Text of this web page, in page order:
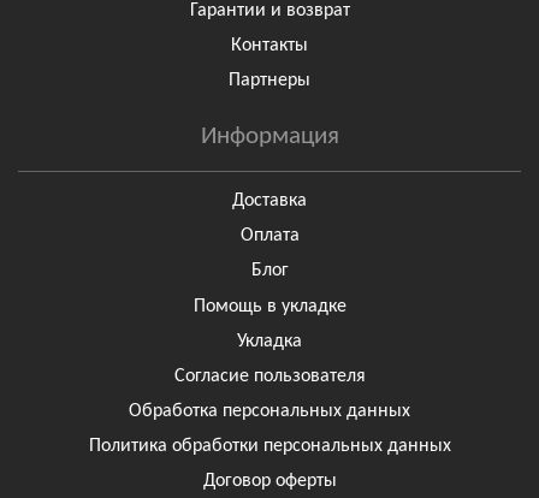
Гарантии и возврат
Контакты
Партнеры
Информация
Доставка
Оплата
Блог
Помощь в укладке
Укладка
Согласие пользователя
Обработка персональных данных
Политика обработки персональных данных
Договор оферты